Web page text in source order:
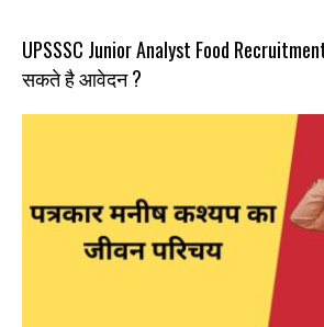
UPSSSC Junior Analyst Food
सकते है आवेदन ?